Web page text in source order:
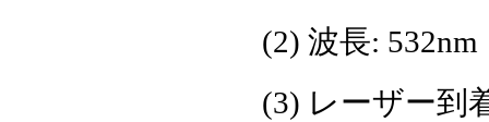
(2) 波長: 532nm
(3) レーザー到